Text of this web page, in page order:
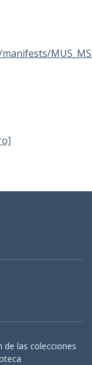
de las colecciones